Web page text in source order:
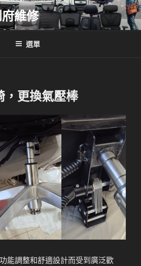
維修
選單
，更換氣壓棒
能調整和舒適設計而受到廣泛歡